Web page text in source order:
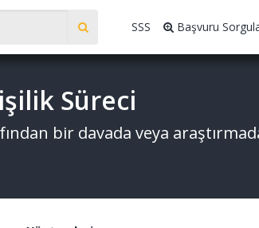
SSS Başvuru
Süreci
bir davada veya